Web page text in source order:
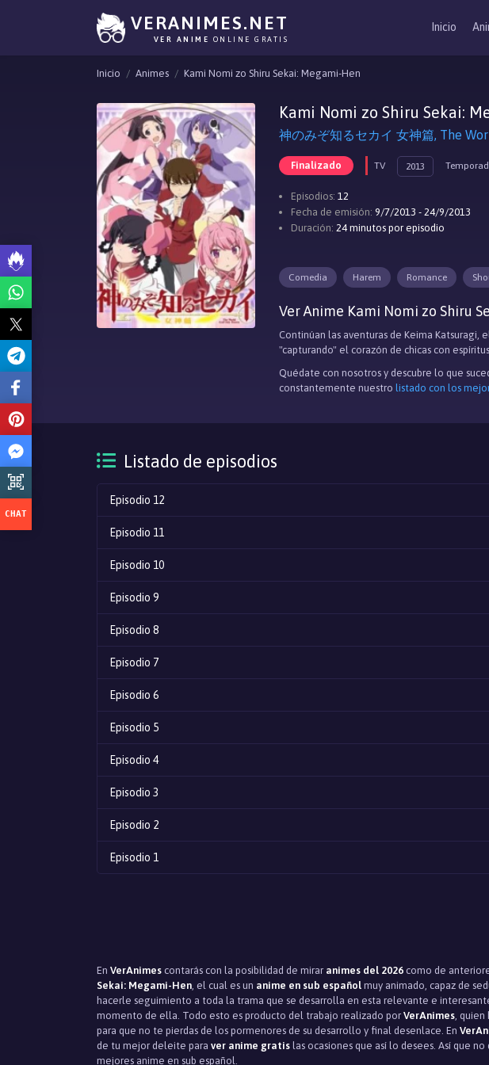
VERANIMES.NET
VER ANIME ONLINE GRATIS
Inicio
Inicio Animes Kami Nomi zo Shiru Sekai: Megami-Hen
Kami Nomi zo Shiru Sekai:
神のみぞ知るセカイ 女神篇, The
Finalizado TV 2013
Episodios: 12
Fecha de emisión: 9/7/2013 - 24/9/2013
Duración: 24 minutos por episodio
Comedia Harem Romance
Ver Anime Kami Nomi zo Shiru
Continúan las aventuras de Keima Katsuragi,
"capturando" el corazón de chicas con
Quédate con nosotros y descubre lo que
constantemente nuestro listado con los
Listado de episodios
Episodio 12
Episodio 11
Episodio 10
Episodio 9
Episodio 8
Episodio 7
Episodio 6
Episodio 5
Episodio 4
Episodio 3
Episodio 2
Episodio 1
En VerAnimes contarás con la posibilidad de mirar animes del 2026 como de
Sekai: Megami-Hen, el cual es un anime en sub español muy animado, capaz de
hacerle seguimiento a toda la trama que se desarrolla en esta relevante e
momento de ella. Todo esto es producto del trabajo realizado por VerAnimes, quien
para que no te pierdas de los pormenores de su desarrollo y final desenlace. En
de tu mejor deleite para ver anime gratis las ocasiones que así lo desees. Así que
mejores anime en sub español.